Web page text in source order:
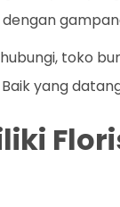
toko
yang